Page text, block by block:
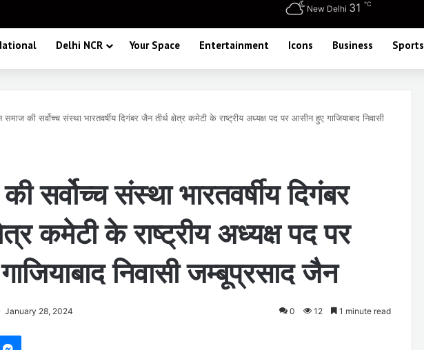
New Delhi 31 ℃
Delhi NCR Your Space Entertainment Icons Business Sports
की सर्वोच्च संस्था भारतवर्षीय दिगंबर जैन तीर्थ क्षेत्र कमेटी के राष्ट्रीय अध्यक्ष पद पर आसीन हुए गाजियाबाद निवासी
सर्वोच्च संस्था भारतवर्षीय दिगंबर
कमेटी के राष्ट्रीय अध्यक्ष पद पर
निवासी जम्बूप्रसाद जैन
January 28, 2024 0 12 1 minute read
Messenger